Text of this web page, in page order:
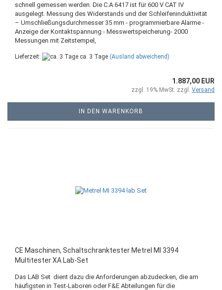
schnell gemessen werden. Die C.A 6417 ist für 600 V CAT IV
ausgelegt. Messung des Widerstands und der Schleifeninduktivität
– Umschließungsdurchmesser 35 mm - programmierbare Alarme -
Anzeige der Kontaktspannung - Messwertspeicherung- 2000
Messungen mit Zeitstempel,
Lieferzeit: ca. 3 Tage (Ausland abweichend)
1.887,00 EUR
zzgl. 19% MwSt. zzgl. Versand
IN DEN WARENKORB
CE Maschinen, Schaltschranktester Metrel MI 3394
Multitester XA Lab-Set
Das LAB Set dient dazu die Anforderungen abzudecken, die am
häufigsten in Test-Laboren oder F&E Abteilungen für die